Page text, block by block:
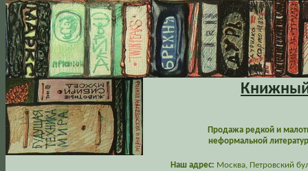
Книжный
Продажа редкой и
неформальной
Наш адрес: Москва, Петровский